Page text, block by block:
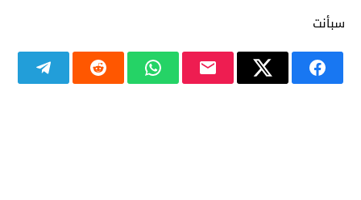
سبأنت